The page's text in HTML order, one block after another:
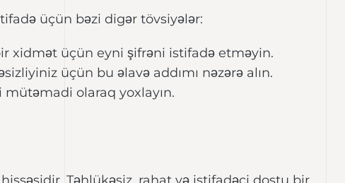
üçün bəzi digər tövsiyələr:
xidmət üçün eyni şifrəni istifadə etməyin.
üçün bu əlavə addımı nəzərə alın.
mütəmadi olaraq yoxlayın.